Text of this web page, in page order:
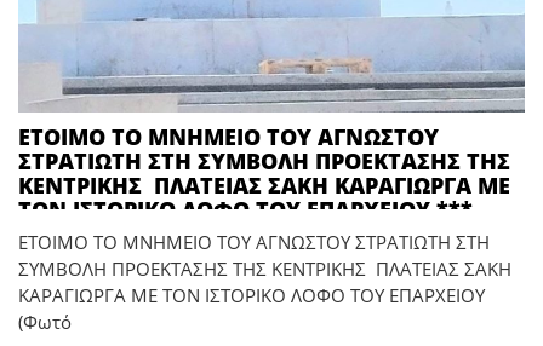
ΕΤΟΙΜΟ ΤΟ ΜΝΗΜΕΙΟ ΤΟΥ ΑΓΝΩΣΤΟΥ
ΣΤΡΑΤΙΩΤΗ ΣΤΗ ΣΥΜΒΟΛΗ ΠΡΟΕΚΤΑΣΗΣ ΤΗΣ
ΚΕΝΤΡΙΚΗΣ ΠΛΑΤΕΙΑΣ ΣΑΚΗ ΚΑΡΑΓΙΩΡΓΑ ΜΕ
ΤΟΝ ΙΣΤΟΡΙΚΟ ΛΟΦΟ ΤΟΥ ΕΠΑΡΧΕΙΟΥ ***
Μετά από χρόνια θα γίνει ανήμερα της
εθνικής επετείου της 25ης Μαρτίου η
κατάθεση στεφάνων στο Μνημείο
Άγνωστου Στρατιώτη δήλωσε στην ΑΥΓΗ
Πύργου ο Αντιδήμαρχος Νίκος Θεοδώρου
ΕΤΟΙΜΟ ΤΟ ΜΝΗΜΕΙΟ ΤΟΥ ΑΓΝΩΣΤΟΥ ΣΤΡΑΤΙΩΤΗ ΣΤΗ
ΣΥΜΒΟΛΗ ΠΡΟΕΚΤΑΣΗΣ ΤΗΣ ΚΕΝΤΡΙΚΗΣ ΠΛΑΤΕΙΑΣ ΣΑΚΗ
ΚΑΡΑΓΙΩΡΓΑ ΜΕ ΤΟΝ ΙΣΤΟΡΙΚΟ ΛΟΦΟ ΤΟΥ ΕΠΑΡΧΕΙΟΥ
(Φωτό